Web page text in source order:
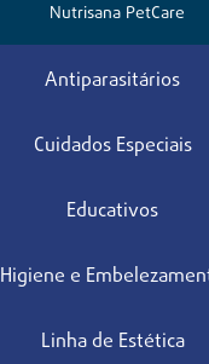
Nutrisana PetCare
Antiparasitários
Cuidados Especiais
Educativos
Higiene e
Linha de Estética